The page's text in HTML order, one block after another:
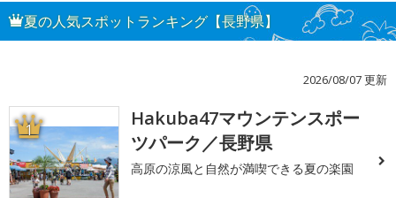
夏の人気スポットランキング【長野県】
2026/08/07 更新
1
Hakuba47マウンテンスポー
ツパーク／長野県
高原の涼風と自然が満喫できる夏の楽園